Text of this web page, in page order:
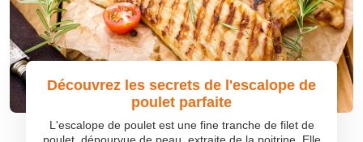
Découvrez les secrets de l'escalope de
poulet parfaite
L'escalope de poulet est une fine tranche de filet de